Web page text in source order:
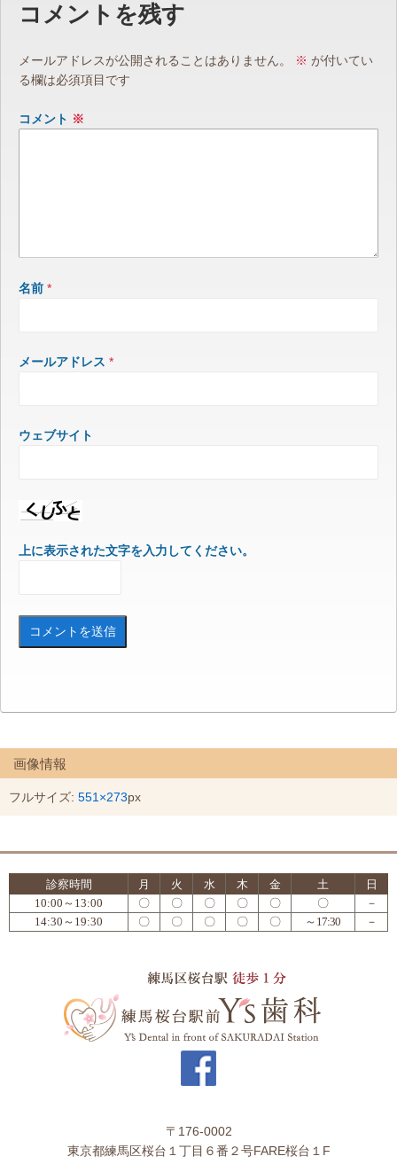
コメントを残す
メールアドレスが公開されることはありません。 ※ が付いてい
る欄は必須項目です
コメント ※
名前 *
メールアドレス *
ウェブサイト
上に表示された文字を入力してください。
画像情報
フルサイズ: 551×273px
診察時間 月 火 水 木 金 土
日
10:00～13:00
〇 〇 〇 〇 〇 〇
－
14:30～19:30
〇 〇 〇 〇 〇 ～17:30 －
〒176-0002
東京都練馬区桜台１丁目６番２号FARE桜台１F